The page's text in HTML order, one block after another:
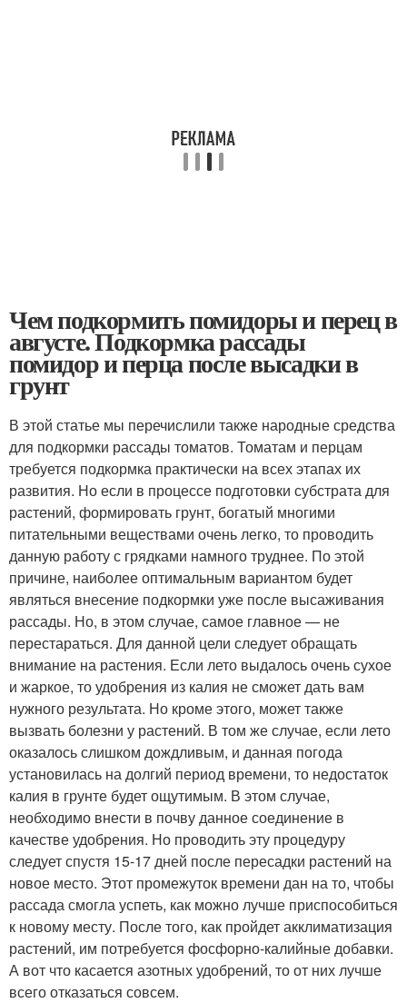
Чем подкормить помидоры и перец в
августе. Подкормка рассады
помидор и перца после высадки в
грунт
В этой статье мы перечислили также народные средства
для подкормки рассады томатов. Томатам и перцам
требуется подкормка практически на всех этапах их
развития. Но если в процессе подготовки субстрата для
растений, формировать грунт, богатый многими
питательными веществами очень легко, то проводить
данную работу с грядками намного труднее. По этой
причине, наиболее оптимальным вариантом будет
являться внесение подкормки уже после высаживания
рассады. Но, в этом случае, самое главное — не
перестараться. Для данной цели следует обращать
внимание на растения. Если лето выдалось очень сухое
и жаркое, то удобрения из калия не сможет дать вам
нужного результата. Но кроме этого, может также
вызвать болезни у растений. В том же случае, если лето
оказалось слишком дождливым, и данная погода
установилась на долгий период времени, то недостаток
калия в грунте будет ощутимым. В этом случае,
необходимо внести в почву данное соединение в
качестве удобрения. Но проводить эту процедуру
следует спустя 15-17 дней после пересадки растений на
новое место. Этот промежуток времени дан на то, чтобы
рассада смогла успеть, как можно лучше приспособиться
к новому месту. После того, как пройдет акклиматизация
растений, им потребуется фосфорно-калийные добавки.
А вот что касается азотных удобрений, то от них лучше
всего отказаться совсем.